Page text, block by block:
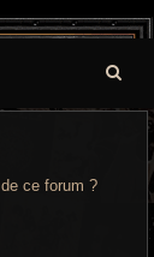
e
ce forum ?